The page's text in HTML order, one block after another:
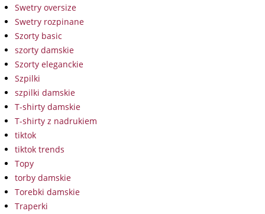
Swetry oversize
Swetry rozpinane
Szorty basic
szorty damskie
Szorty eleganckie
Szpilki
szpilki damskie
T-shirty damskie
T-shirty z nadrukiem
tiktok
tiktok trends
Topy
torby damskie
Torebki damskie
Traperki